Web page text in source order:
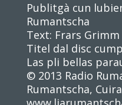
Publitgà cun
Rumantscha
Text: Frars Grimm
Titel dal disc
Las pli bellas
© 2013 Radio
Rumantscha, Cuira